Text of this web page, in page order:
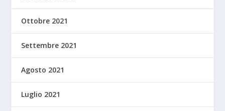
Ottobre 2021
Settembre 2021
Agosto 2021
Luglio 2021